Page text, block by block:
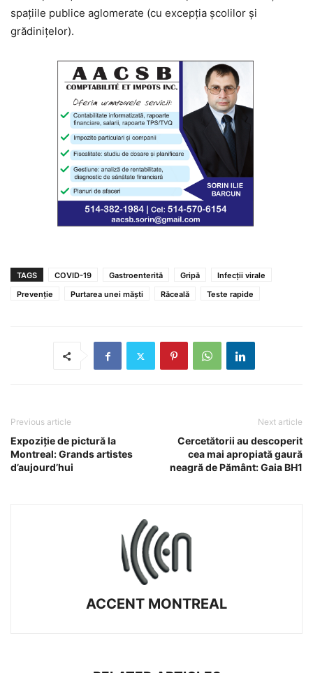
spațiile publice aglomerate (cu excepția școlilor și
grădinițelor).
TAGS COVID-19 Gastroenterită Gripă
Infecții virale
Prevenție
Purtarea unei măști Răceală Teste rapide
Previous article
Expoziție de pictură la
Montreal: Grands artistes
d’aujourd’hui
Next article
Cercetătorii au descoperit
cea mai apropiată gaură
neagră de Pământ: Gaia BH1
ACCENT MONTREAL